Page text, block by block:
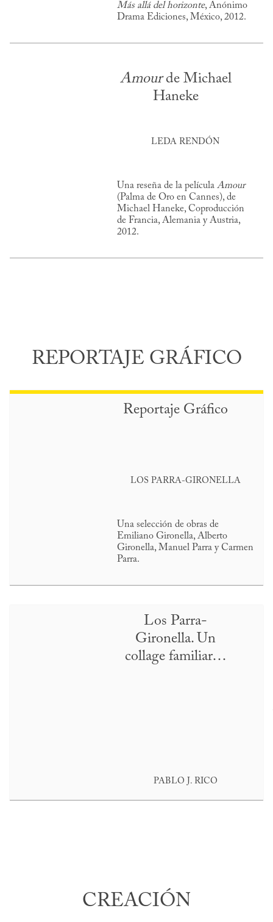
Más allá del horizonte, Anónimo
Drama Ediciones, México, 2012.
Amourde Michael
Haneke
LEDA RENDÓN
Una reseña de la película Amour
(Palma de Oro en Cannes), de
Michael Haneke, Coproducción
de Francia, Alemania y Austria,
2012.
REPORTAJE GRÁFICO
Reportaje Gráfico
LOS PARRA-GIRONELLA
Una selección de obras de
Emiliano Gironella, Alberto
Gironella, Manuel Parra y Carmen
Parra.
Los Parra-
Gironella. Un
collage familiar…
PABLO J. RICO
CREACIÓN